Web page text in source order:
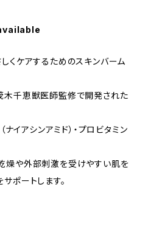
くケアするためのスキンバーム
木千恵獣医師監修で開発された
ナイアシンアミド）・プロビタミン
燥や外部刺激を受けやすい肌を
ポートします。